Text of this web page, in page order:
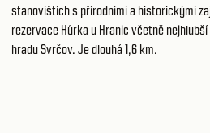
stanovištích s přírodními a historickými
rezervace Hůrka u Hranic včetně
hradu Svrčov. Je dlouhá 1,6 km.